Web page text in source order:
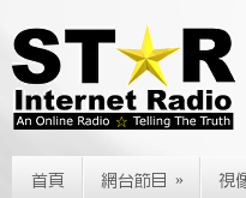
首頁 網台節目 » 視